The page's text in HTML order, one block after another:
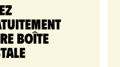
Boîte